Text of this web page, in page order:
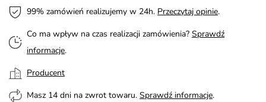
99% zamówień realizujemy w 24h. Przeczytaj opinie.
Co ma wpływ na czas realizacji zamówienia? Sprawdź
informacje.
Producent
Masz 14 dni na zwrot towaru. Sprawdź informacje.